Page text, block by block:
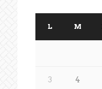
L M
3 4